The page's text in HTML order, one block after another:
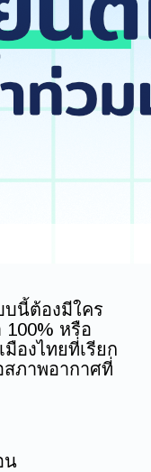
นี้ต้องมีใคร
หรือ
องไทยที่เรียก
ภาพอากาศที่
น